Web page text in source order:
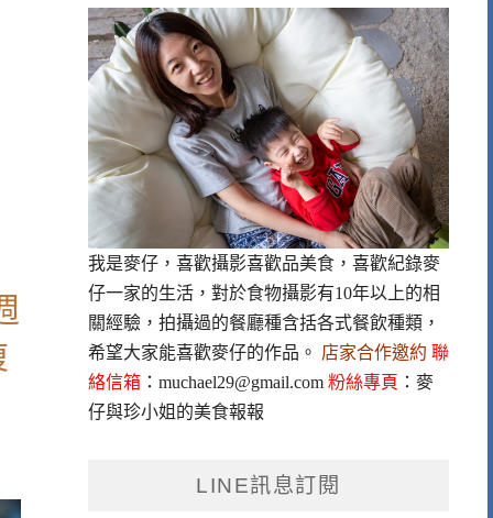
我是麥仔，喜歡攝影喜歡品美食，喜歡紀錄麥
仔一家的生活，對於食物攝影有10年以上的相
關經驗，拍攝過的餐廳種含括各式餐飲種類，
希望大家能喜歡麥仔的作品。 店家合作邀約 聯
絡信箱： muchael29@gmail.com 粉絲專頁 ： 麥
仔與珍小姐的美食報報
LINE訊息訂閱